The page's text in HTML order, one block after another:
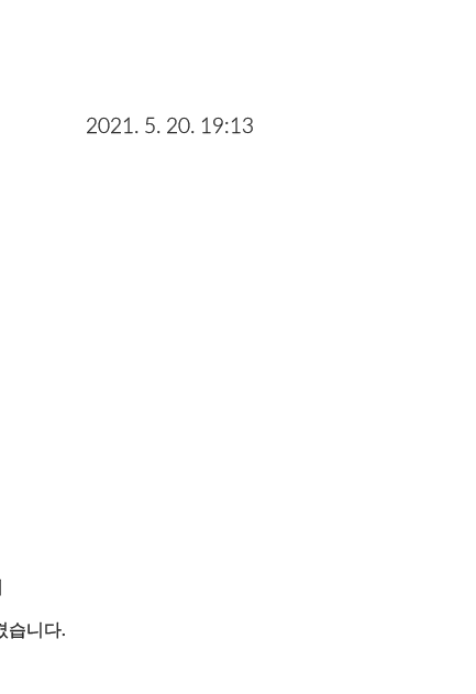
2021. 5. 20. 19:13
습니다.